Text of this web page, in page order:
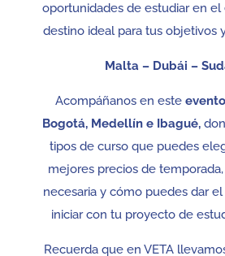
oportunidades de estudiar en
destino ideal para tus objetivos
Malta – Dubái –
Acompáñanos en este
Bogotá, Medellín e Ibagué,
tipos de curso que puedes
mejores precios de
necesaria y cómo puedes dar
iniciar con tu proyecto de
Recuerda que en VETA